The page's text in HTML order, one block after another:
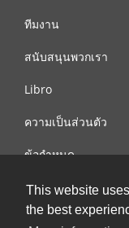
This website
the best
ทีมงาน
สนับสนุนพวกเรา
Libro
ความเป็นส่วนตัว
ข้อกำหนด
ติดต่อเรา